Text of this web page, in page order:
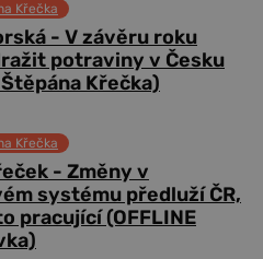
- V závěru roku
potraviny v Česku
Štěpána Křečka)
Křečka
- Změny v
systému předluží ČR,
pracující (OFFLINE
Křečka